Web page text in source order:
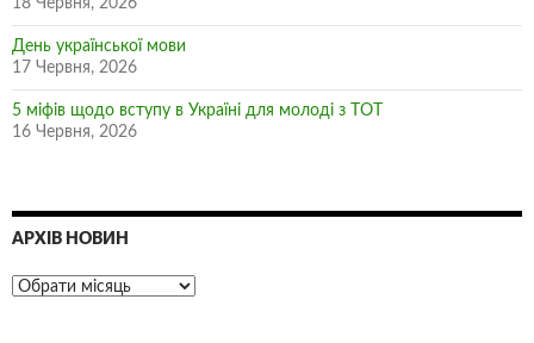
18 Червня, 2026
День української мови
17 Червня, 2026
5 міфів щодо вступу в Україні для молоді з ТОТ
16 Червня, 2026
АРХІВ НОВИН